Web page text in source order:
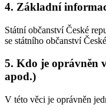
4. Základní
Státní občanství České
se státního občanství
5. Kdo je oprávněn
apod.)
V této věci je oprávněn